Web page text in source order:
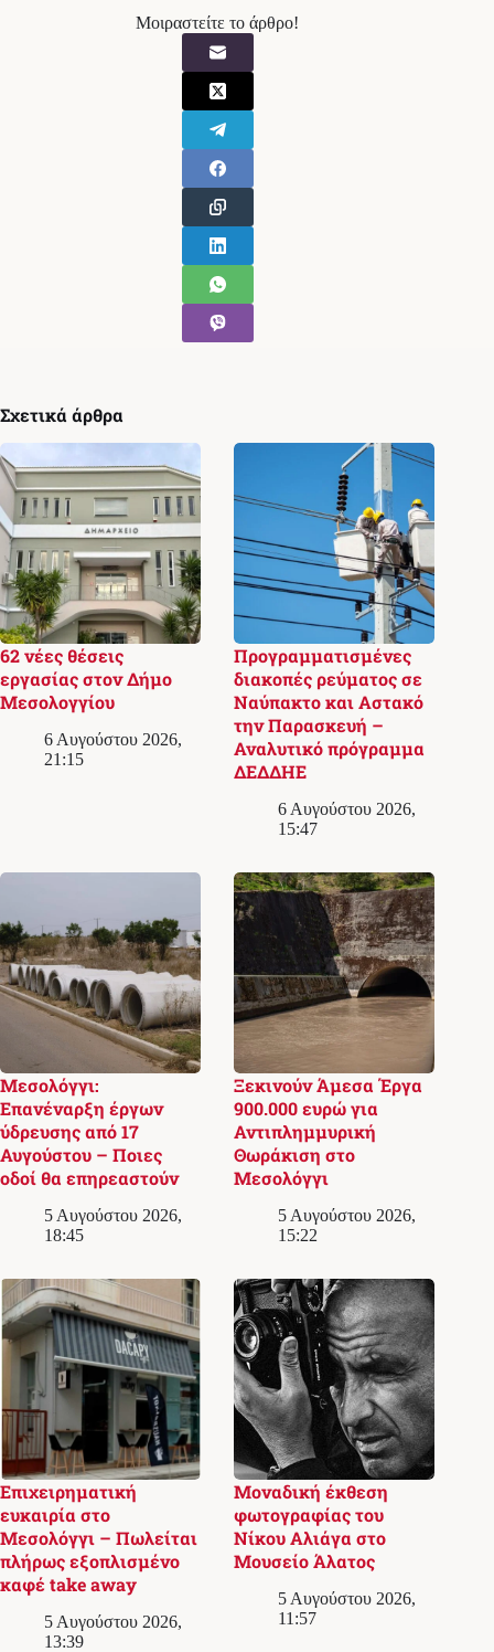
Μοιραστείτε το άρθρο!
Σχετικά άρθρα
62 νέες θέσεις
εργασίας στον Δήμο
Μεσολογγίου
6 Αυγούστου 2026,
21:15
Προγραμματισμένες
διακοπές ρεύματος σε
Ναύπακτο και Αστακό
την Παρασκευή –
Αναλυτικό πρόγραμμα
ΔΕΔΔΗΕ
6 Αυγούστου 2026,
15:47
Μεσολόγγι:
Επανέναρξη έργων
ύδρευσης από 17
Αυγούστου – Ποιες
οδοί θα επηρεαστούν
5 Αυγούστου 2026,
18:45
Ξεκινούν Άμεσα Έργα
900.000 ευρώ για
Αντιπλημμυρική
Θωράκιση στο
Μεσολόγγι
5 Αυγούστου 2026,
15:22
Επιχειρηματική
ευκαιρία στο
Μεσολόγγι – Πωλείται
πλήρως εξοπλισμένο
καφέ take away
5 Αυγούστου 2026,
13:39
Μοναδική έκθεση
φωτογραφίας του
Νίκου Αλιάγα στο
Μουσείο Άλατος
5 Αυγούστου 2026,
11:57